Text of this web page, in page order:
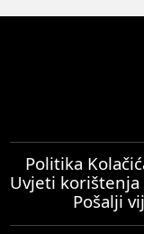
Politika
Uvjeti korištenja
Pošalji